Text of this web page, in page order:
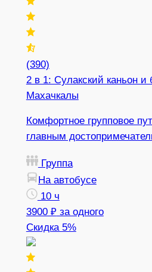
(390)
2 в 1: Сулакский каньон
Махачкалы
Комфортное групповое
главным
Группа
На автобусе
10 ч
3900 ₽ за одного
Скидка 5%